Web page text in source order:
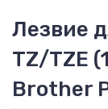
Лезвие
TZ/TZE
Brother